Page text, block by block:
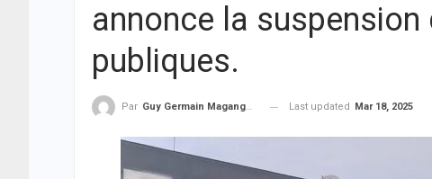
annonce la
publiques.
Par Guy Germain Maganga Nziengui Last updated Mar 18, 2025